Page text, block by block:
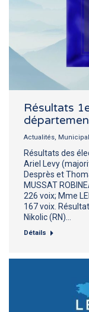
Résultats
Actualités,
Résultats des
Ariel Levy
Desprès et
MUSSAT
226 voix; Mme
167 voix.
Nikolic (RN)…
Détails